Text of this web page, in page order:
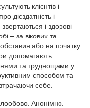
клієнтів і
дієздатність і
і здорові
– за вікових та
або на початку
допомагають
та труднощами у
способом та
себе.
Анонімно.